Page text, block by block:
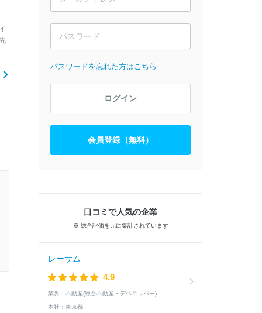
パスワードを忘れた方はこちら
ログイン
会員登録（無料）
口コミで人気の企業
※ 総合評価を元に集計されています
レーサム
4.9
業界： 不動産(総合不動産・デベロッパー)
本社： 東京都